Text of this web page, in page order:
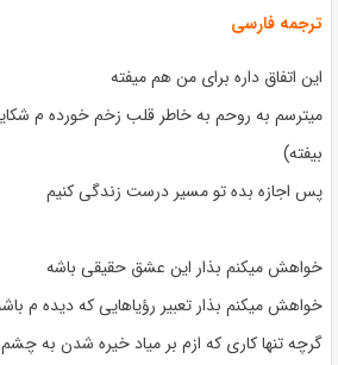
ترجمه فارسی
این اتفاق داره برای من هم میفته
میترسم به روحم به خاطر قلب زخم خورده م
بیفته)
پس اجازه بده تو مسیر درست زندگی کنیم
خواهش میکنم بذار این عشق حقیقی باشه
خواهش میکنم بذار تعبیر رؤیاهایی که دیده م
گرچه تنها کاری که ازم بر میاد خیره شدن به